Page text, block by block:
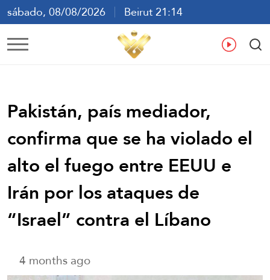
sábado, 08/08/2026
Beirut 21:14
ع En
Pakistán, país mediador,
confirma que se ha violado el
alto el fuego entre EEUU e
Irán por los ataques de
“Israel” contra el Líbano
4 months ago